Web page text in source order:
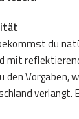
du
mit
Vorgaben,
verlangt.